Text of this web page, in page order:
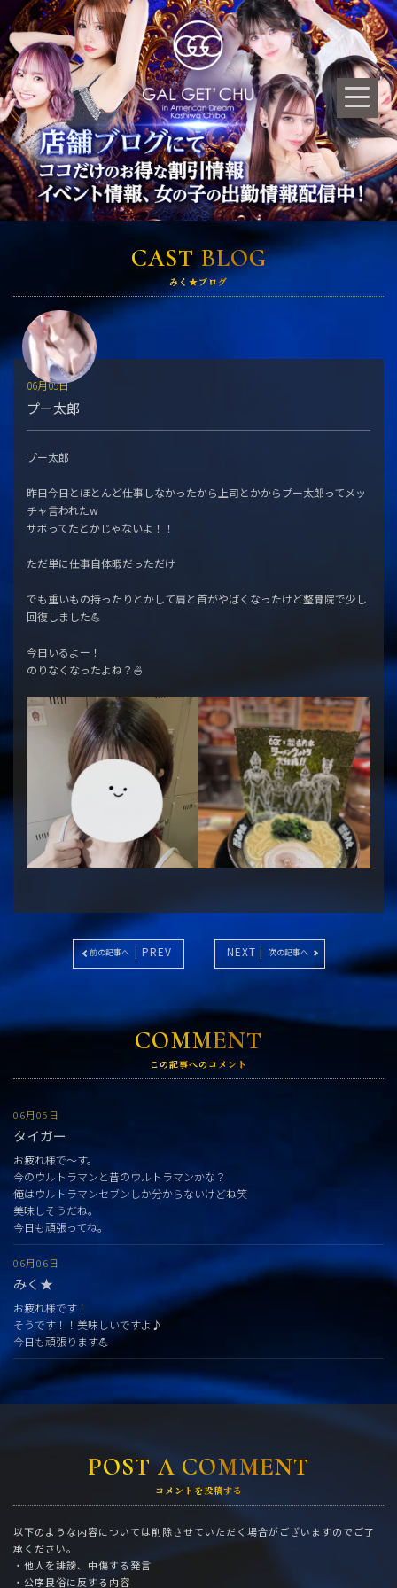
CAST BLOG
みく★ブログ
プー太郎
06月05日
プー太郎
昨日今日とほとんど仕事しなかったから上司とかからプー太郎ってメッ
チャ言われたw
サボってたとかじゃないよ！！
ただ単に仕事自体暇だっただけ
でも重いもの持ったりとかして肩と首がやばくなったけど整骨院で少し
回復しました💪
今日いるよー！
のりなくなったよね？🍜
前の記事へ | PREV NEXT | 次の記事へ
COMMENT
この記事へのコメント
06月05日
タイガー
お疲れ様で〜す。
今のウルトラマンと昔のウルトラマンかな？
俺はウルトラマンセブンしか分からないけどね笑
美味しそうだね。
今日も頑張ってね。
06月06日
みく★
お疲れ様です！
そうです！！美味しいですよ♪
今日も頑張ります💪
POST A COMMENT
コメントを投稿する
以下のような内容については削除させていただく場合がございますのでご了
承ください。
・他人を誹謗、中傷する発言
・公序良俗に反する内容